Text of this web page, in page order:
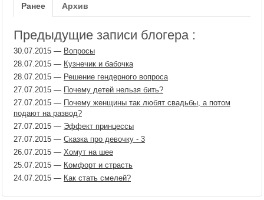
Ранее Архив
Предыдущие записи блогера :
30.07.2015 — Вопросы
28.07.2015 — Кузнечик и бабочка
28.07.2015 — Решение гендерного вопроса
27.07.2015 — Почему детей нельзя бить?
27.07.2015 — Почему женщины так любят свадьбы, а потом
подают на развод?
27.07.2015 — Эффект принцессы
27.07.2015 — Сказка про девочку - 3
26.07.2015 — Хомут на шее
25.07.2015 — Комфорт и страсть
24.07.2015 — Как стать смелей?